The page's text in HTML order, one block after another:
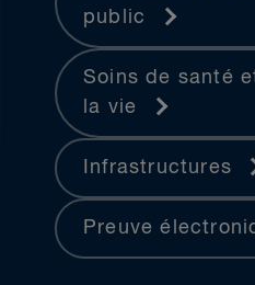
public
Soins de santé
la vie
Infrastructures
Preuve